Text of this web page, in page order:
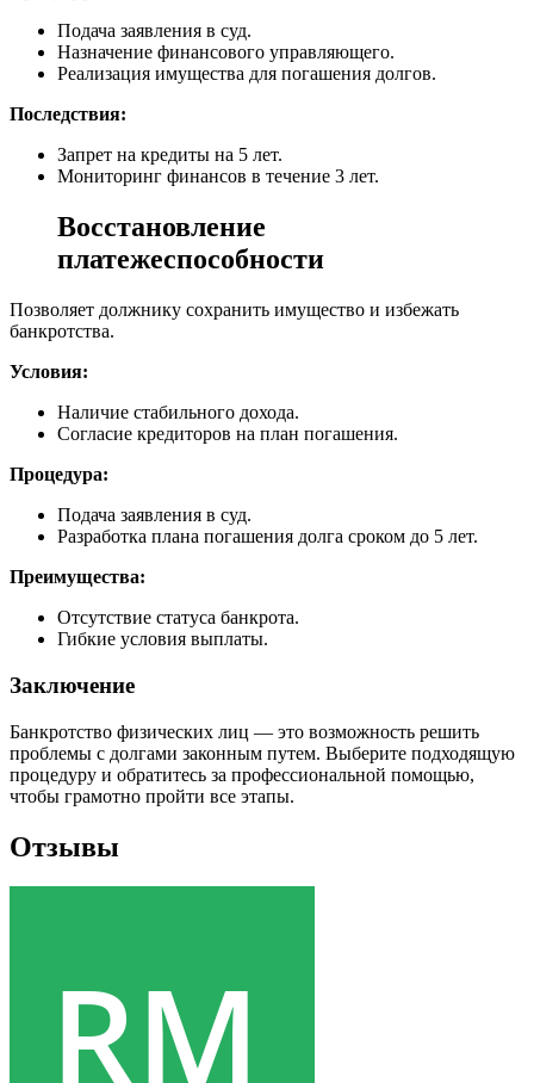
Подача заявления в суд.
Назначение финансового управляющего.
Реализация имущества для погашения долгов.
Последствия:
Запрет на кредиты на 5 лет.
Мониторинг финансов в течение 3 лет.
Восстановление
платежеспособности
Позволяет должнику сохранить имущество и избежать
банкротства.
Условия:
Наличие стабильного дохода.
Согласие кредиторов на план погашения.
Процедура:
Подача заявления в суд.
Разработка плана погашения долга сроком до 5 лет.
Преимущества:
Отсутствие статуса банкрота.
Гибкие условия выплаты.
Заключение
Банкротство физических лиц — это возможность решить
проблемы с долгами законным путем. Выберите подходящую
процедуру и обратитесь за профессиональной помощью,
чтобы грамотно пройти все этапы.
Отзывы